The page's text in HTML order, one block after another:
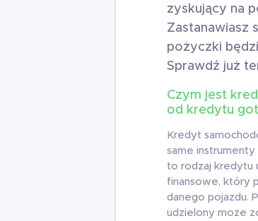
zyskujący na
Zastanawiasz
pożyczki
Sprawdź już
Czym jest
od kredytu
Kredyt
same
to rodzaj kredytu
finansowe, który
danego pojazdu.
udzielony może